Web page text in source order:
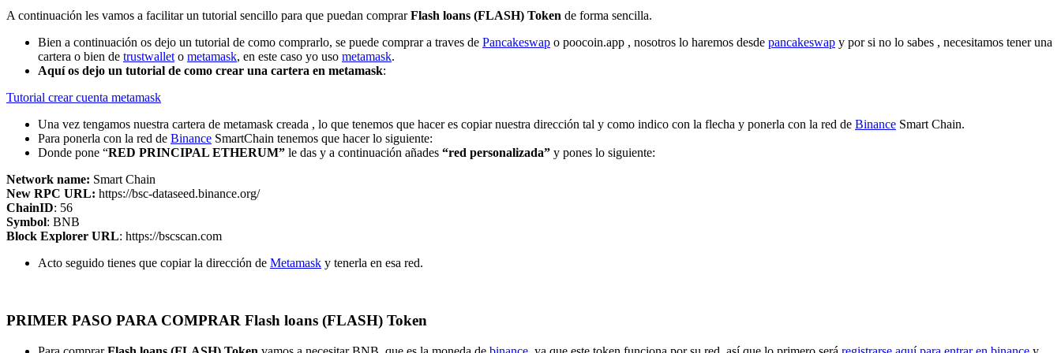
A continuación les vamos a facilitar un tutorial sencillo para que puedan comprarFlash loans (FLASH) Token de forma sencilla.
Bien a continuación os dejo un tutorial de como comprarlo, se puede comprar a traves de Pancakeswap o poocoin.app , nosotros lo haremos desde pancakeswap y por si no lo sabes , necesitamos tener una
cartera o bien de trustwallet o metamask, en este caso yo uso metamask.
Aquí os dejo un tutorial de como crear una cartera en metamask:
Tutorial crear cuenta metamask
Una vez tengamos nuestra cartera de metamask creada , lo que tenemos que hacer es copiar nuestra dirección tal y como indico con la flecha y ponerla con la red de Binance Smart Chain.
Para ponerla con la red de Binance SmartChain tenemos que hacer lo siguiente:
Donde pone “RED PRINCIPAL ETHERUM” le das y a continuación añades “red personalizada” y pones lo siguiente:
Network name: Smart Chain
New RPC URL: https://bsc-dataseed.binance.org/
ChainID: 56
Symbol: BNB
Block Explorer URL: https://bscscan.com
Acto seguido tienes que copiar la dirección de Metamask y tenerla en esa red.
PRIMER PASO PARA COMPRAR Flash loans (FLASH) Token